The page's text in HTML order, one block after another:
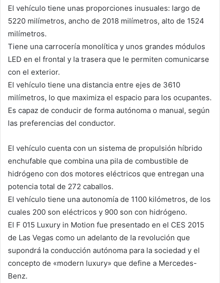
El vehículo tiene unas proporciones inusuales: largo de
5220 milímetros, ancho de 2018 milímetros, alto de 1524
milímetros.
Tiene una carrocería monolítica y unos grandes módulos
LED en el frontal y la trasera que le permiten comunicarse
con el exterior.
El vehículo tiene una distancia entre ejes de 3610
milímetros, lo que maximiza el espacio para los ocupantes.
Es capaz de conducir de forma autónoma o manual, según
las preferencias del conductor.
El vehículo cuenta con un sistema de propulsión híbrido
enchufable que combina una pila de combustible de
hidrógeno con dos motores eléctricos que entregan una
potencia total de 272 caballos.
El vehículo tiene una autonomía de 1100 kilómetros, de los
cuales 200 son eléctricos y 900 son con hidrógeno.
El F 015 Luxury in Motion fue presentado en el CES 2015
de Las Vegas como un adelanto de la revolución que
supondrá la conducción autónoma para la sociedad y el
concepto de «modern luxury» que define a Mercedes-
Benz.